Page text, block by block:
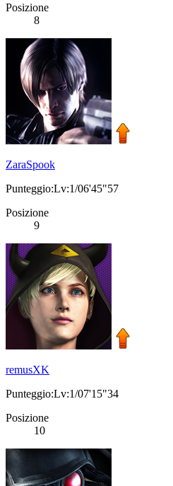
Posizione
8
ZaraSpook
Punteggio:Lv:1/06'45"57
Posizione
9
remusXK
Punteggio:Lv:1/07'15"34
Posizione
10